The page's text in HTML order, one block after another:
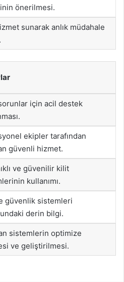
önerilmesi.
sunarak anlık müdahale
için acil destek
ekipler tarafından
güvenli hizmet.
ve güvenilir kilit
kullanımı.
güvenlik sistemleri
derin bilgi.
sistemlerin optimize
ve geliştirilmesi.